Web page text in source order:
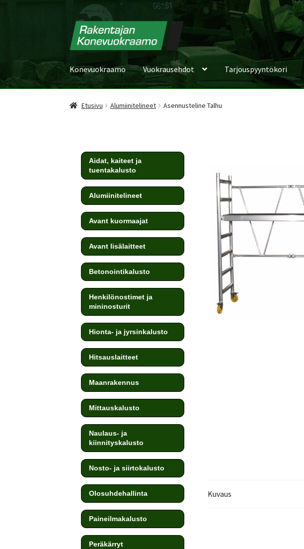
Konevuokraamo Vuokrausehdot Tarjouspyyntökori
Etusivu Alumiinitelineet Asennusteline Talhu
Kuvaus
Aidat, kaiteet ja
tuentakalusto
Alumiinitelineet
Avant kuormaajat
Avant lisälaitteet
Betonointikalusto
Henkilönostimet ja
mininosturit
Hionta- ja jyrsinkalusto
Hitsauslaitteet
Maanrakennus
Mittauskalusto
Naulaus- ja
kiinnityskalusto
Nosto- ja siirtokalusto
Olosuhdehallinta
Paineilmakalusto
Peräkärryt